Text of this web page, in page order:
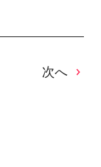
次へ